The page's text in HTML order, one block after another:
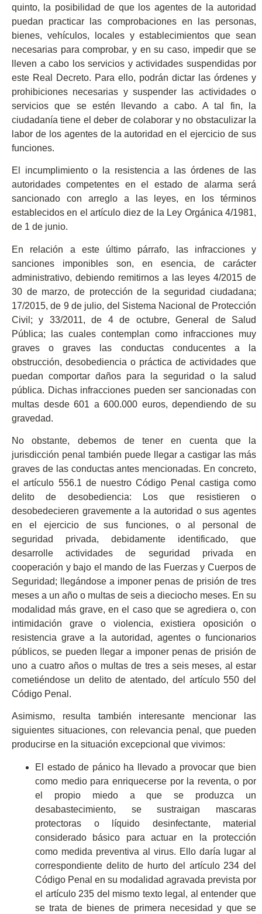
quinto, la posibilidad de que los agentes de la autoridad
puedan practicar las comprobacionesen las personas,
bienes, vehículos, locales y establecimientos que sean
necesarias para comprobar, y en su caso, impedir que se
lleven a cabo los servicios y actividades suspendidas por
este Real Decreto. Para ello, podrán dictar las órdenes y
prohibiciones necesarias y suspender las actividades o
servicios que se estén llevando a cabo. A tal fin,
la
ciudadanía tiene el deber de colaborar y no obstaculizarla
labor de los agentes de la autoridad en el ejercicio de sus
funciones.
El incumplimiento o la resistencia a las órdenes de las
autoridades competentes en el estado de alarma será
sancionado con arreglo a las leyes, en los términos
establecidos en el artículo diez de la Ley Orgánica 4/1981,
de 1 de junio.
En relación a este último párrafo, las infracciones y
sanciones imponibles son, en esencia, de carácter
administrativo, debiendo remitirnos a las leyes 4/2015 de
30 de marzo, de protección de la seguridad ciudadana;
17/2015, de 9 de julio, del Sistema Nacional de Protección
Civil; y 33/2011, de 4 de octubre, General de Salud
Pública; las cuales contemplan como infracciones muy
graves ograves las conductas conducentes a la
obstrucción, desobediencia o práctica de actividades que
puedan comportar daños para la seguridad o la salud
pública. Dichas infracciones pueden ser sancionadas con
multas desde 601 a 600.000 euros, dependiendo de su
gravedad.
No obstante, debemos de tener en cuenta que la
jurisdicción penal también puede llegar a castigar las más
graves de las conductas antes mencionadas. En concreto,
el artículo 556.1 de nuestro Código Penal castiga como
delito de desobediencia: Los que resistieren o
desobedecieren gravemente a la autoridad o sus agentes
en el ejercicio de sus funciones, o al personal de
seguridad privada, debidamente identificado, que
desarrolle actividades de seguridad privada en
cooperación y bajo el mando de las Fuerzas y Cuerpos de
Seguridad; llegándose a imponer penas de prisión de tres
meses a un año o multas de seis a dieciocho meses. En su
modalidad más grave, en el caso que se agrediera o, con
intimidación grave o violencia, existiera oposición o
resistencia grave a la autoridad, agentes o funcionarios
públicos, se pueden llegar a imponer penas de prisión de
uno a cuatro años o multas de tres a seis meses, al estar
cometiéndose un delito de atentado, del artículo 550 del
Código Penal.
Asimismo, resulta también interesante mencionar las
siguientes situaciones, con relevancia penal, que pueden
producirse en la situación excepcional que vivimos:
El estado de pánico ha llevado a provocar que bien
como medio para enriquecerse por la reventa, o por
el propio miedo a que se produzca un
desabastecimiento, se sustraigan mascaras
protectoras o líquido desinfectante, material
considerado básico para actuar en la protección
como medida preventiva al virus. Ello daría lugar al
correspondiente delito de hurto del artículo 234 del
Código Penal en su modalidad agravada prevista por
el artículo 235 del mismo texto legal, al entender que
se trata de bienes de primera necesidad y que se